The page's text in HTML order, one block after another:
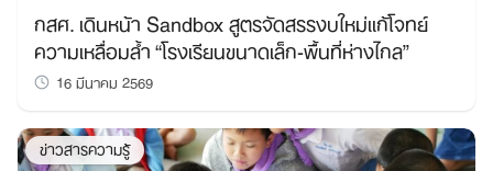
กสศ. เดินหน้า Sandbox สูตรจัดสรรงบใหม่แก้โจทย์
ความเหลื่อมล้ำ “โรงเรียนขนาดเล็ก-พื้นที่ห่างไกล”
16 มีนาคม 2569
ข่าวสารความรู้